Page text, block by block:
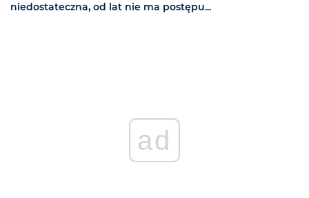
niedostateczna, od lat nie ma postępu...
ad